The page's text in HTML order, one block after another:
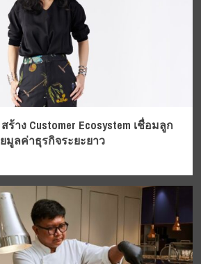
สร้าง Customer Ecosystem เชื่อมลูก
ลค่าธุรกิจระยะยาว